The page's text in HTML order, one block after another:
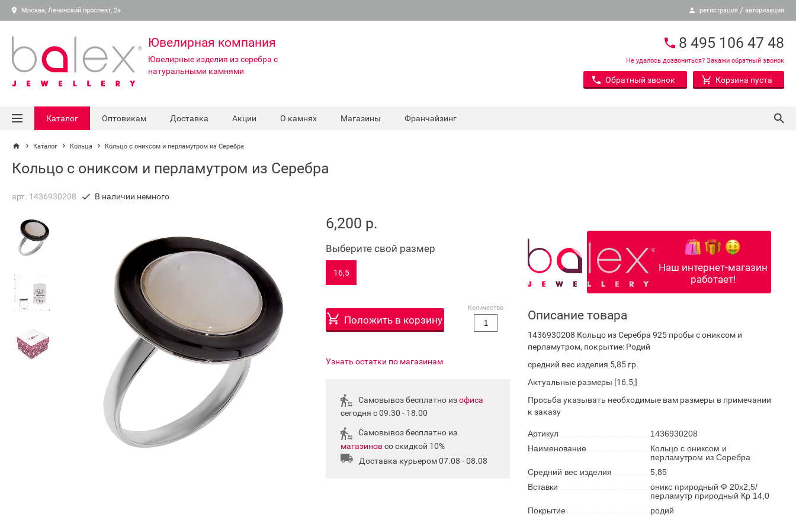
Москва, Ленинский проспект, 2а регистрация / авторизация
Ювелирная компания
Ювелирные изделия из серебра с
натуральными камнями
8 495 106 47 48
Не удалось дозвониться? Закажи обратный звонок
Обратный звонок Корзина пуста
Каталог Оптовикам Доставка Акции О камнях Магазины Франчайзинг
Каталог Кольца Кольцо с ониксом и перламутром из Серебра
Кольцо с ониксом и перламутром из Серебра
арт. 1436930208 В наличии немного
6,200 р.
Выберите свой размер
16,5
Положить в корзину
Количество
Узнать остатки по магазинам
Самовывоз бесплатно изофиса
сегодня с 09.30 - 18.00
Самовывоз бесплатно из
магазиновсо скидкой 10%
Доставка курьером 07.08 - 08.08
Наш интернет-магазин
работает!
Описание товара
1436930208 Кольцо из Серебра 925 пробы с ониксом и
перламутром, покрытие: Родий
средний вес изделия 5,85 гр.
Актуальные размеры [16.5;]
Просьба указывать необходимые вам размеры в примечании
к заказу
Артикул
1436930208
Наименование
Кольцо с ониксом и
перламутром из Серебра
Средний вес изделия
5,85
Вставки
оникс природный Ф 20х2,5/
перламутр природный Кр 14,0
Покрытие
родий